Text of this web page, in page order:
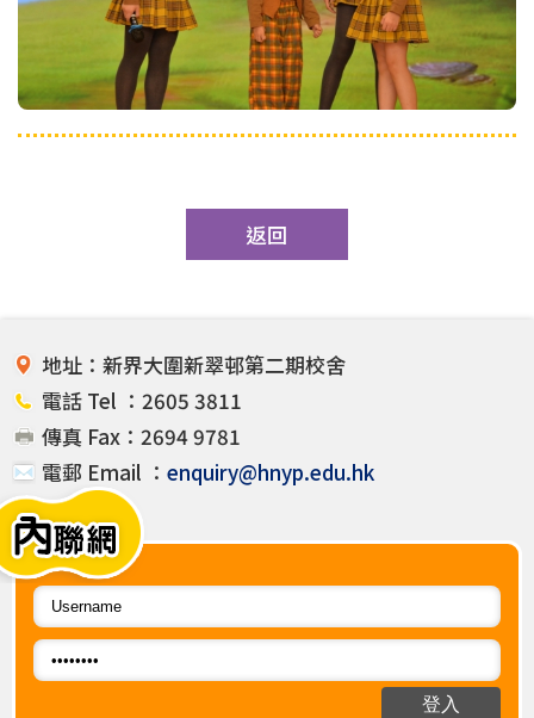
返回
地址：新界大圍新翠邨第二期校舍
電話 Tel ：2605 3811
傳真 Fax：2694 9781
電郵 Email ： enquiry@hnyp.edu.hk